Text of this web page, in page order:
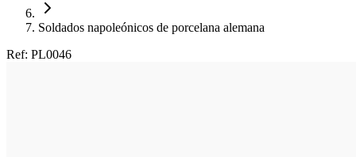
Soldados napoleónicos de porcelana alemana
Ref: PL0046